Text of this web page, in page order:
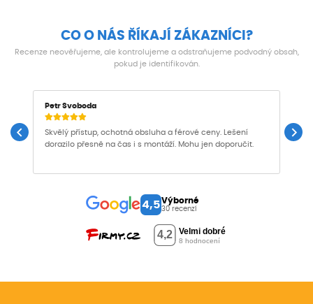
CO O NÁS ŘÍKAJÍ ZÁKAZNÍCI?
Recenze neověřujeme, ale kontrolujeme a odstraňujeme podvodný obsah,
pokud je identifikován.
Petr Svoboda
Skvělý přístup, ochotná obsluha a férové ceny. Lešení
dorazilo přesně na čas i s montáží. Mohu jen doporučit.
4,5Výborné
30 recenzí